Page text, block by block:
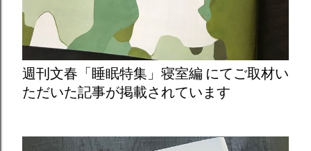
週刊文春「睡眠特集」寝室編 にてご取材い
ただいた記事が掲載されています